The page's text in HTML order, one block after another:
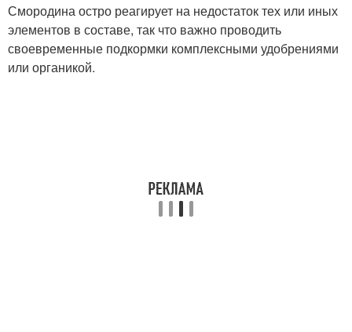
Смородина остро реагирует на недостаток тех или иных
элементов в составе, так что важно проводить
своевременные подкормки комплексными удобрениями
или органикой.